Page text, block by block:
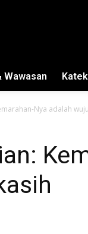
Wawasan
Nya adalah